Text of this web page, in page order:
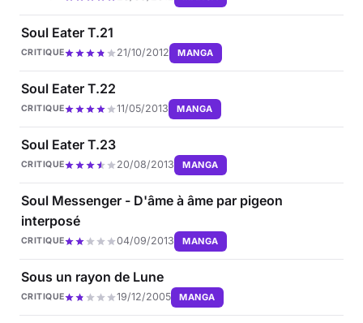
Soul Eater T.21
CRITIQUE 21/10/2012 MANGA
Soul Eater T.22
CRITIQUE 11/05/2013 MANGA
Soul Eater T.23
CRITIQUE 20/08/2013 MANGA
Soul Messenger - D'âme à âme par pigeon
interposé
CRITIQUE 04/09/2013 MANGA
Sous un rayon de Lune
CRITIQUE 19/12/2005 MANGA